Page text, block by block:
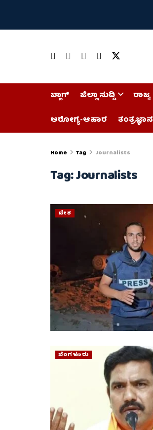
ಬ್ಲಾಗ್ ಜಿಲ್ಲಾ ಸುದ್ದಿ ರಾಜ್ಯ
ಆರೋಗ್ಯ-ಆಹಾರ
ತಂತ್ರಜ್ಞಾನ
Home Tag Journalists
Tag:Journalists
ದೇಶ
ಬೆಂಗಳೂರು